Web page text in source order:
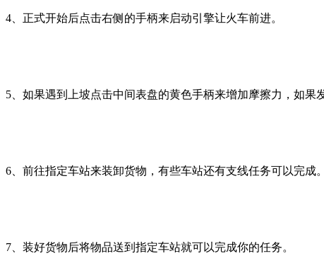
4、正式开始后点击右侧的手柄来启动引擎让火车前进。
5、如果遇到上坡点击中间表盘的黄色手柄来增加摩擦力，如果
6、前往指定车站来装卸货物，有些车站还有支线任务可以完成。
7、装好货物后将物品送到指定车站就可以完成你的任务。